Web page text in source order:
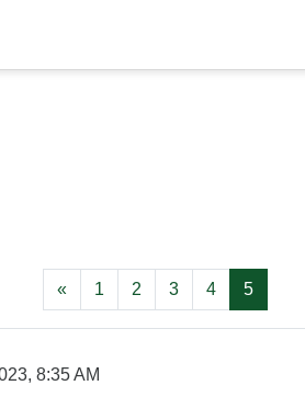
«Previous page
1 Page 1
2Page 2
3Page 3
4Page 4
5Page 5
8:35 AM